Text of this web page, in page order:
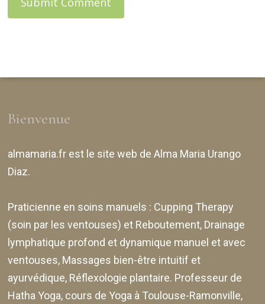
Bienvenue
almamaria.fr est le site web deAlma Maria Urango
Diaz.
Praticienne en soins manuels : Cupping Therapy
(soin par les ventouses) et Reboutement, Drainage
lymphatique profond et dynamique manuel et avec
ventouses, Massages bien-être intuitif et
ayurvédique, Réflexologie plantaire. Professeur de
Hatha Yoga, cours de Yoga à Toulouse-Ramonville,